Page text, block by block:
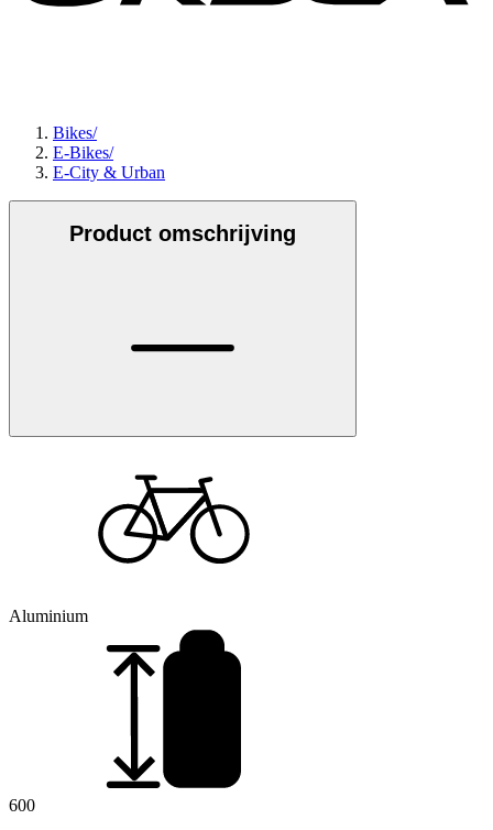
Bikes/
E-Bikes/
E-City & Urban
Product omschrijving
Aluminium
600